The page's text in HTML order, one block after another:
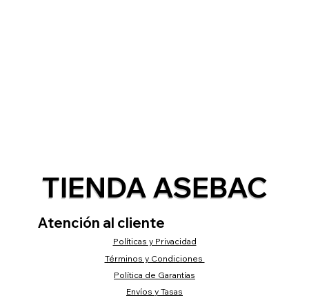
TIENDA ASEBAC
Atención al cliente
Políticas y Privacidad
Términos y Condiciones
Envíos y Tasas
Política de Garantías